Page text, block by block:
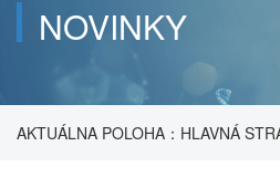
NOVINKY
AKTUÁLNA POLOHA： HLAVNÁ